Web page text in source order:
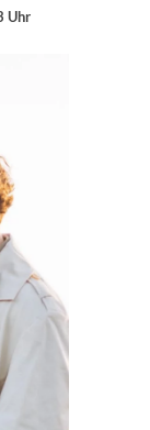
Uhr